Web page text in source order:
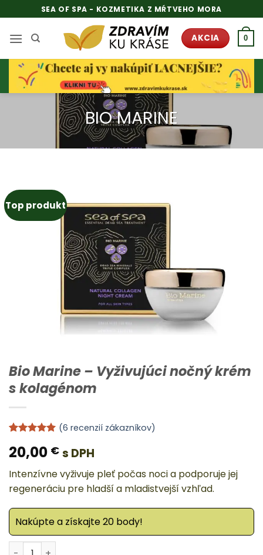
to
content
SEA OF SPA - KOZMETIKA Z MŔTVEHO MORA
AKCIA 0
BIO MARINE
Top produkt
Bio Marine – Vyživujúci nočný krém
s kolagénom
5z 5 na
základe
zákazníckych
recenzií
(6 recenzií zákazníkov)
20,00 € s DPH
Intenzívne vyživuje pleť počas noci a podporuje jej
regeneráciu pre hladší a mladistvejší vzhľad.
Nakúpte a získajte 20 body!
množstvo Bio Marine – Vyživujúci nočný krém s
Alternative: